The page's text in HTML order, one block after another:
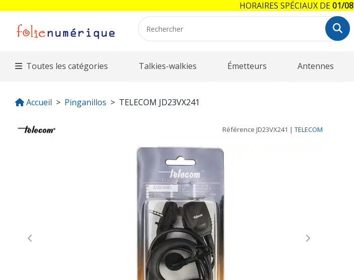
Toutes les catégories Talkies-walkies Émetteurs Antennes
Accueil Pinganillos TELECOM JD23VX241
Référence JD23VX241 | TELECOM
Previous Next
HORAIRES SPÉCIAUX DE01/08